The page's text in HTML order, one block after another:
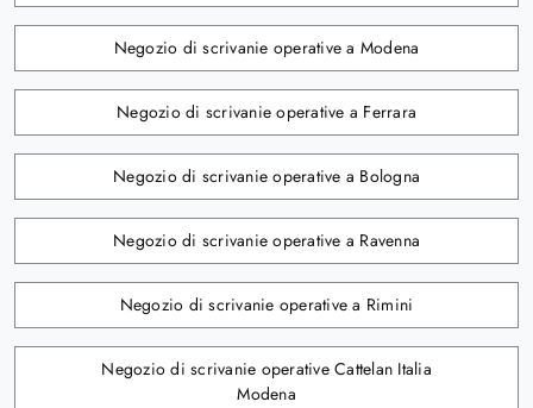
Negozio di scrivanie operative a Modena
Negozio di scrivanie operative a Ferrara
Negozio di scrivanie operative a Bologna
Negozio di scrivanie operative a Ravenna
Negozio di scrivanie operative a Rimini
Negozio di scrivanie operative Cattelan Italia
Modena